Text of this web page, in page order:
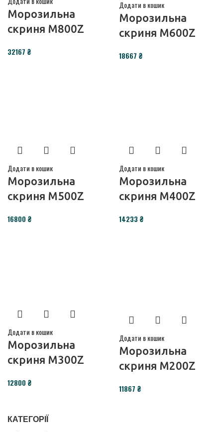
КАТЕГОРІЇ
Морозильна
скриня M800Z
32167 ₴
Додати в кошик
Морозильна
скриня M600Z
18667 ₴
Додати в кошик
Морозильна
скриня M500Z
16800 ₴
Додати в кошик
Морозильна
скриня M400Z
14233 ₴
Додати в кошик
Морозильна
скриня M300Z
12800 ₴
Додати в кошик
Морозильна
скриня M200Z
11867 ₴